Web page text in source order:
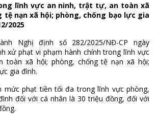
lĩnh vực an ninh, trật tự, an toàn xã
tệ nạn xã hội; phòng, chống bạo lực gia
2025
Nghị định số 282/2025/NĐ-CP ngày
xử phạt vi phạm hành chính trong lĩnh vực
toàn xã hội; phòng, chống tệ nạn xã hội;
gia đình.
mức phạt tiền tối đa trong lĩnh vực phòng,
đối với cá nhân là 30 triệu đồng, đối với